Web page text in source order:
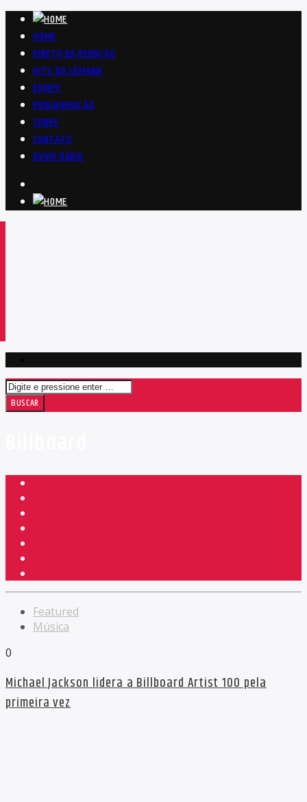
HOME
DIRETO DA REDAÇÃO
HITS DA SEMANA
EQUIPE
PROGRAMAÇÃO
SOBRE
CONTATO
OUVIR RÁDIO
Featured
Música
0
Michael Jackson lidera a Billboard Artist 100 pela
primeira vez